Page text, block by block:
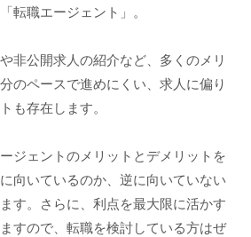
転職エージェント」。
非公開求人の紹介など、多くのメリ
のペースで進めにくい、求人に偏り
も存在します。
ジェントのメリットとデメリットを
向いているのか、逆に向いていない
す。さらに、利点を最大限に活かす
すので、転職を検討している方はぜ